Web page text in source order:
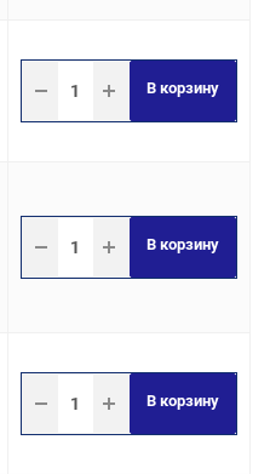
В корзину
В корзину
В корзину